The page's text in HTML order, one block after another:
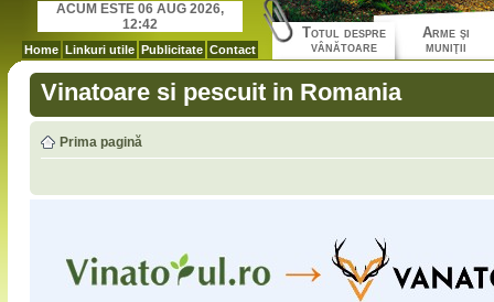
ACUM ESTE 06 AUG 2026,
12:42
Home Linkuri utile Publicitate Contact
Totul despre
vânătoare
Arme şi
muniţii
Vinatoare si pescuit in Romania
Prima pagină